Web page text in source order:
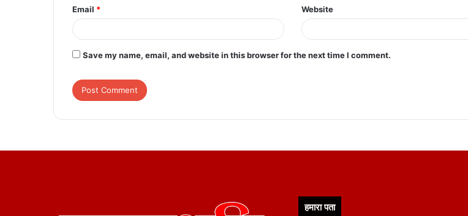
Email * Website
Save my name, email, and website in this browser for the next time I comment.
हमारा पता